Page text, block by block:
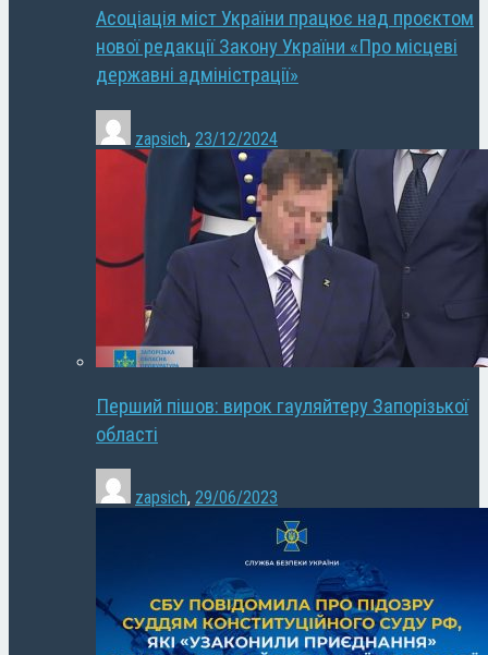
Асоціація міст України працює над проєктом
нової редакції Закону України «Про місцеві
державні адміністрації»
zapsich, 23/12/2024
Перший пішов: вирок гауляйтеру Запорізької
області
zapsich, 29/06/2023